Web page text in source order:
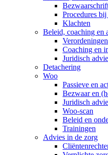
Procedures
Klachten
Beleid, coaching en
Coaching en
Juridisch
Detachering
Woo
Passieve en
Bezwaar en
Juridisch
Woo-scan
Beleid en
Trainingen
Advies in de zorg